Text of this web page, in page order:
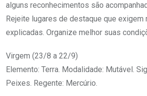
alguns reconhecimentos são
Rejeite lugares de destaque que exigem
explicadas. Organize melhor suas
Virgem (23/8 a 22/9)
Elemento: Terra. Modalidade: Mutável.
Peixes. Regente: Mercúrio.